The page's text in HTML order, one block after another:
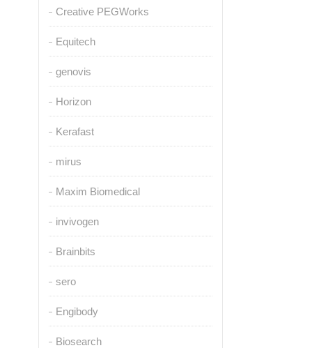
Creative PEGWorks
Equitech
genovis
Horizon
Kerafast
mirus
Maxim Biomedical
invivogen
Brainbits
sero
Engibody
Biosearch